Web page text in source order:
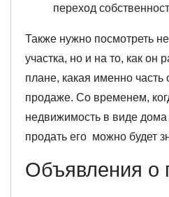
переход
Также нужно посмотреть
участка, но и на то, как он
плане, какая именно часть
продаже. Со временем,
недвижимость в виде
продать его можно будет
Объявления о